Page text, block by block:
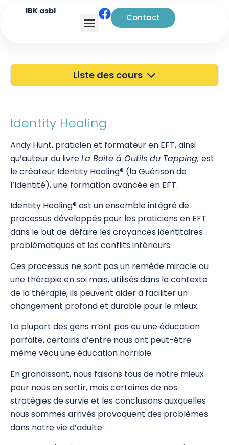
IBK asbl
Contact
Liste des cours
Portes Ouvertes
Atelier à Bruxelles
Découverte
Kinésiologie
Pratiques supervisées – Examens
EFT et Tapping
EFT
Picture Tapping Technique (PTT)
Intention Tapping/IEP
Identity Healing (IH)
Identity Healing de base (IH)
Intro à Identity Healing (IH)
Psychogénéalogie
Analyse Transactionnelle (AT)
Autres Formations
Identity Healing
Andy Hunt, praticien et formateur en EFT, ainsi
qu’auteur du livreLa Boite à Outils du Tapping, est
le créateur Identity Healing® (la Guérison de
l’Identité), une formation avancée en EFT.
Identity Healing® est un ensemble intégré de
processus développés pour les praticiens en EFT
dans le but de défaire les croyances identitaires
problématiques et les conflits intérieurs.
Ces processus ne sont pas un remède miracle ou
une thérapie en soi mais, utilisés dans le contexte
de la thérapie, ils peuvent aider à faciliter un
changement profond et durable pour le mieux.
La plupart des gens n’ont pas eu une éducation
parfaite, certains d’entre nous ont peut-être
même vécu une éducation horrible.
En grandissant, nous faisons tous de notre mieux
pour nous en sortir, mais certaines de nos
stratégies de survie et les conclusions auxquelles
nous sommes arrivés provoquent des problèmes
dans notre vie d’adulte.